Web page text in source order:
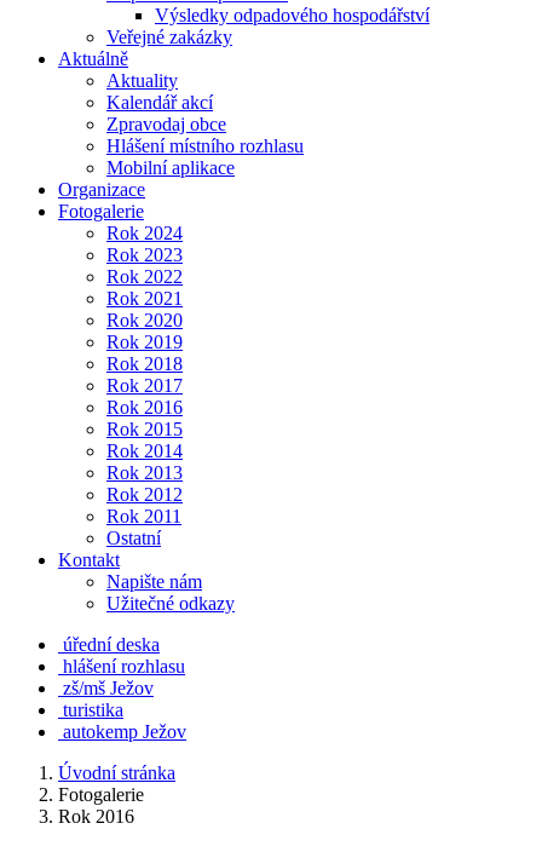
Výsledky odpadového hospodářství
Veřejné zakázky
Aktuálně
Aktuality
Kalendář akcí
Zpravodaj obce
Hlášení místního rozhlasu
Mobilní aplikace
Organizace
Fotogalerie
Rok 2024
Rok 2023
Rok 2022
Rok 2021
Rok 2020
Rok 2019
Rok 2018
Rok 2017
Rok 2016
Rok 2015
Rok 2014
Rok 2013
Rok 2012
Rok 2011
Ostatní
Kontakt
Napište nám
Užitečné odkazy
úřední deska
hlášení rozhlasu
zš/mš Ježov
turistika
autokemp Ježov
Úvodní stránka
Fotogalerie
Rok 2016